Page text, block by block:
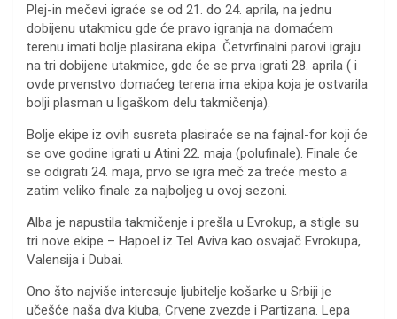
Plej-in mečevi igraće se od 21. do 24. aprila, na jednu
dobijenu utakmicu gde će pravo igranja na domaćem
terenu imati bolje plasirana ekipa. Četvrfinalni parovi igraju
na tri dobijene utakmice, gde će se prva igrati 28. aprila ( i
ovde prvenstvo domaćeg terena ima ekipa koja je ostvarila
bolji plasman u ligaškom delu takmičenja).
Bolje ekipe iz ovih susreta plasiraće se na fajnal-for koji će
se ove godine igrati u Atini 22. maja (polufinale). Finale će
se odigrati 24. maja, prvo se igra meč za treće mesto a
zatim veliko finale za najboljeg u ovoj sezoni.
Alba je napustila takmičenje i prešla u Evrokup, a stigle su
tri nove ekipe – Hapoel iz Tel Aviva kao osvajač Evrokupa,
Valensija i Dubai.
Ono što najviše interesuje ljubitelje košarke u Srbiji je
učešće naša dva kluba, Crvene zvezde i Partizana. Lepa